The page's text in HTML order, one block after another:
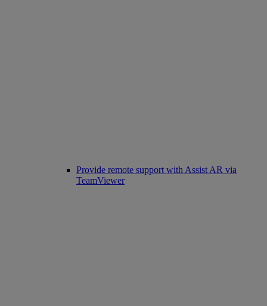
Provide remote support with Assist AR via
TeamViewer